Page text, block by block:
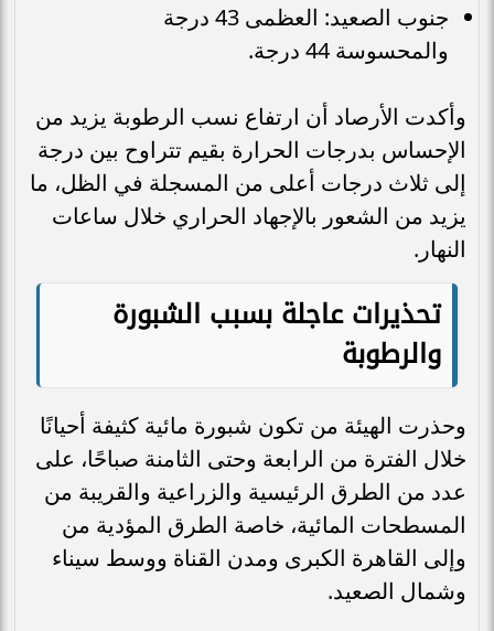
جنوب الصعيد: العظمى 43 درجة
والمحسوسة 44 درجة.
وأكدت الأرصاد أن ارتفاع نسب الرطوبة يزيد من
الإحساس بدرجات الحرارة بقيم تتراوح بين درجة
إلى ثلاث درجات أعلى من المسجلة في الظل، ما
يزيد من الشعور بالإجهاد الحراري خلال ساعات
النهار.
تحذيرات عاجلة بسبب الشبورة
والرطوبة
وحذرت الهيئة من تكون شبورة مائية كثيفة أحيانًا
خلال الفترة من الرابعة وحتى الثامنة صباحًا، على
عدد من الطرق الرئيسية والزراعية والقريبة من
المسطحات المائية، خاصة الطرق المؤدية من
وإلى القاهرة الكبرى ومدن القناة ووسط سيناء
وشمال الصعيد.